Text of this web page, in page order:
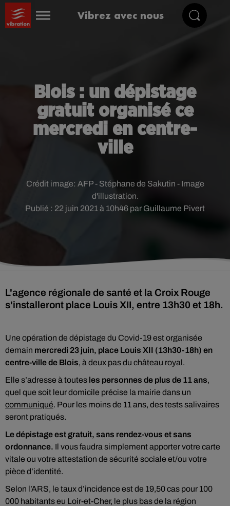
Vibrez avec nous
Blois : un dépistage
gratuit organisé ce
mercredi en centre-
ville
Publié : 22 juin 2021 à 10h46 par Guillaume Pivert
Crédit image: AFP - Stéphane de Sakutin - Image
d'illustration.
L'agence régionale de santé et la Croix Rouge
s'installeront place Louis XII, entre 13h30 et 18h.
Une opération de dépistage du Covid-19 est organisée
demain mercredi 23 juin, place Louis XII (13h30-18h) en
centre-ville de Blois, à deux pas du château royal.
Elle s’adresse à toutes les personnes de plus de 11 ans,
quel que soit leur domicile précise la mairie dans un
communiqué. Pour les moins de 11 ans, des tests salivaires
seront pratiqués.
Le dépistage est gratuit, sans rendez-vous et sans
ordonnance. Il vous faudra simplement apporter votre carte
vitale ou votre attestation de sécurité sociale et/ou votre
pièce d’identité.
Selon l’ARS, le taux d’incidence est de 19,50 cas pour 100
000 habitants eu Loir-et-Cher, le plus bas de la région